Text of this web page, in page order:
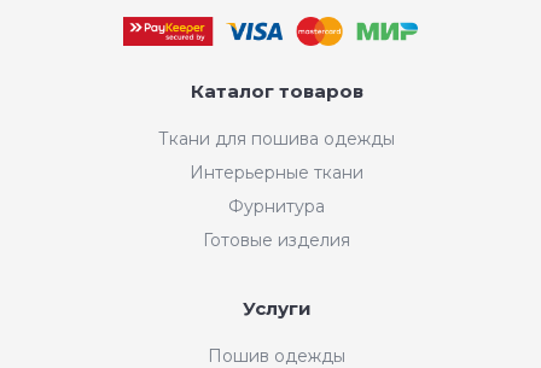
Каталог товаров
Ткани для пошива одежды
Интерьерные ткани
Фурнитура
Готовые изделия
Услуги
Пошив одежды